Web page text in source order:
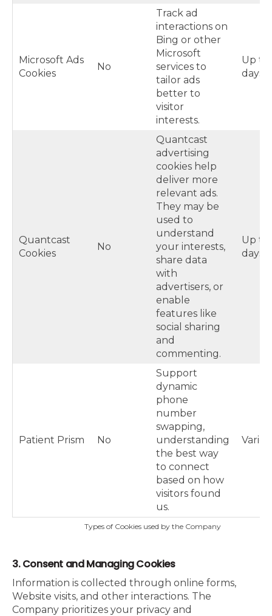
Types of Cookies used by the Company
Microsoft Ads
Cookies
No
Track ad
interactions on
Bing or other
Microsoft
services to
tailor ads
better to
visitor
interests.
Up to
days
Quantcast
Cookies
No
Quantcast
advertising
cookies help
deliver more
relevant ads.
They may be
used to
understand
your interests,
share data
with
advertisers, or
enable
features like
social sharing
and
commenting.
Up to
days
Patient Prism No
Support
dynamic
phone
number
swapping,
understanding
the best way
to connect
based on how
visitors found
us.
Varies
3. Consent and Managing Cookies
Information is collected through online forms,
Website visits, and other interactions. The
Company prioritizes your privacy and